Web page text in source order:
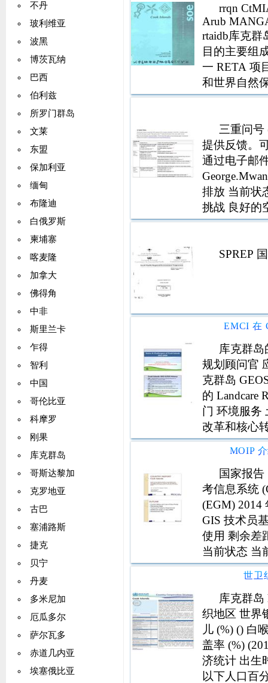
不丹
玻利维亚
波黑
博茨瓦纳
巴西
伯利兹
所罗门群岛
文莱
东盟
保加利亚
缅甸
布隆迪
白俄罗斯
柬埔寨
喀麦隆
加拿大
佛得角
中非
斯里兰卡
乍得
智利
中国
哥伦比亚
科摩罗
刚果
库克群岛
哥斯达黎加
克罗地亚
古巴
塞浦路斯
捷克
贝宁
丹麦
多米尼加
厄瓜多尔
萨尔瓦多
赤道几内亚
埃塞俄比亚
rrqn
Arub
rtaidb库克群
目的主要组
一 RETA 项
和世界自然
三重问号
提供反馈。
通过电子邮
排放 当前状
挑战 良好的
国家 GDP
SPREP
库克群
规划顾问官
克群岛
的 Landcare
门 环境服务
改革和核心
服务的私有
MOIP
国家报告
考信息系统
(EGM) 2014
GIS 技术员
使用 剩余差
当前状态 当
岛 (ICI) 正在
世卫
库克群岛
织地区 世界
儿 (%) () 白
盖率 (%)
济统计 出生
以下人口百